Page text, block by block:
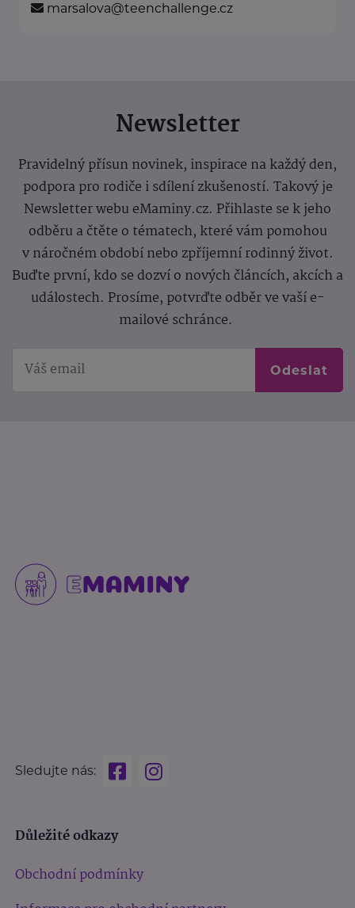
marsalova@teenchallenge.cz
Newsletter
Pravidelný přísun novinek, inspirace na každý den,
podpora pro rodiče i sdílení zkušeností. Takový je
Newsletter webu eMaminy.cz. Přihlaste se k jeho
odběru a čtěte o tématech, které vám pomohou
v náročném období nebo zpříjemní rodinný život.
Buďte první, kdo se dozví o nových článcích, akcích a
událostech. Prosíme, potvrďte odběr ve vaší e-
mailové schránce.
Odeslat
Sledujte nás:
Důležité odkazy
Obchodní podmínky